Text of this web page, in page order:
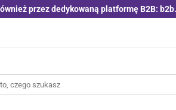
przez dedykowaną platformę B2B:
Switche | Ethernet Anteny LTE